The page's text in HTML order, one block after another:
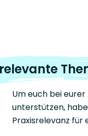
Um euch bei
unterstützen,
Praxisrelevanz für